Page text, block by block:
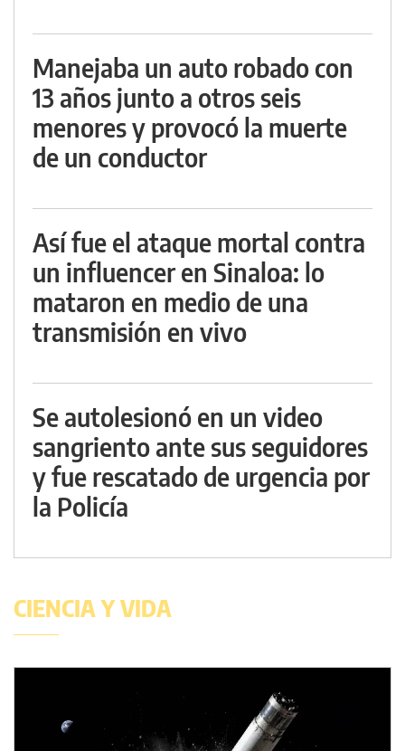
Manejaba un auto robado con
13 años junto a otros seis
menores y provocó la muerte
de un conductor
Así fue el ataque mortal contra
un influencer en Sinaloa: lo
mataron en medio de una
transmisión en vivo
Se autolesionó en un video
sangriento ante sus seguidores
y fue rescatado de urgencia por
la Policía
CIENCIA Y VIDA